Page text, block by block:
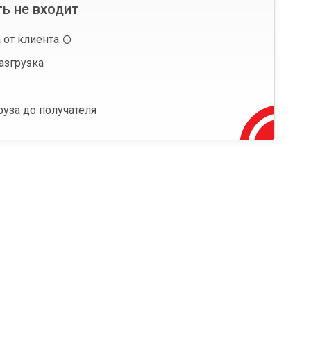
не входит
от клиента
до получателя